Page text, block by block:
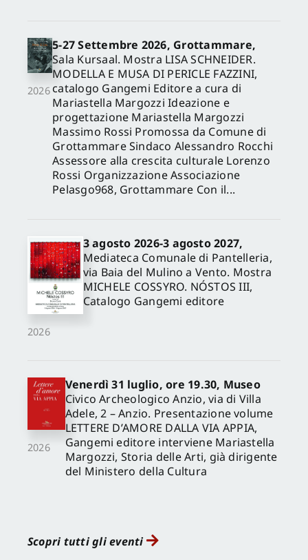
2026
5-27 Settembre 2026, Grottammare,
Sala Kursaal. Mostra LISA SCHNEIDER.
MODELLA E MUSA DI PERICLE FAZZINI,
catalogo Gangemi Editore a cura di
Mariastella Margozzi Ideazione e
progettazione Mariastella Margozzi
Massimo Rossi Promossa da Comune di
Grottammare Sindaco Alessandro Rocchi
Assessore alla crescita culturale Lorenzo
Rossi Organizzazione Associazione
Pelasgo968, Grottammare Con il...
2026
3 agosto 2026-3 agosto 2027,
Mediateca Comunale di Pantelleria,
via Baia del Mulino a Vento. Mostra
MICHELE COSSYRO. NÓSTOS III,
Catalogo Gangemi editore
2026
Venerdì 31 luglio, ore 19.30, Museo
Civico Archeologico Anzio, via di Villa
Adele, 2 – Anzio. Presentazione volume
LETTERE D’AMORE DALLA VIA APPIA,
Gangemi editore interviene Mariastella
Margozzi, Storia delle Arti, già dirigente
del Ministero della Cultura
Scopri tutti gli eventi